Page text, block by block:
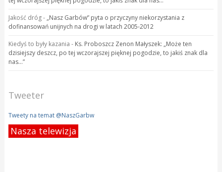
Jakość dróg- „Nasz Garbów” pyta o przyczyny niekorzystania z
dofinansowań unijnych na drogi w latach 2005-2012
Kiedyś to były kazania - Ks. Proboszcz Zenon Małyszek: „Może ten
dzisiejszy deszcz, po tej wczorajszej pięknej pogodzie, to jakiś znak dla
nas…”
Tweeter
Tweety na temat @NaszGarbw
Nasza telewizja